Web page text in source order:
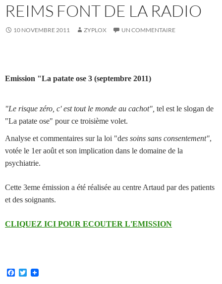
REIMS FONT DE LA RADIO
10 NOVEMBRE 2011 ZYPLOX UN COMMENTAIRE
Emission "La patate ose 3 (septembre 2011)
"Le risque zéro, c' est tout le monde au cachot", tel est le slogan de
"La patate ose" pour ce troisième volet.
Analyse et commentaires sur la loi "des soins sans consentement",
votée le 1er août et son implication dans le domaine de la
psychiatrie.
Cette 3eme émission a été réalisée au centre Artaud par des patients
et des soignants.
CLIQUEZ ICI POUR ECOUTER L'EMISSION
F
T